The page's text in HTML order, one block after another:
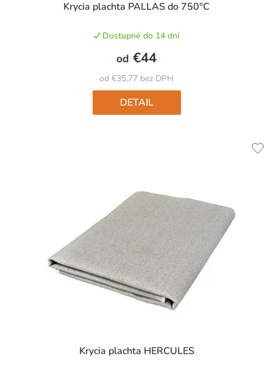
Krycia plachta PALLAS do 750°C
Dostupné do 14 dní
od €35,77 bez DPH
od €44
DETAIL
Krycia plachta HERCULES